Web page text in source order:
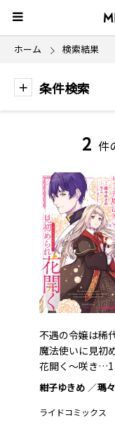
ホーム 検索結果
条件検索
2 件
不遇の令嬢は稀
魔法使いに見初
花開く～咲き…1
紺子ゆきめ 瑪
ライドコミックス